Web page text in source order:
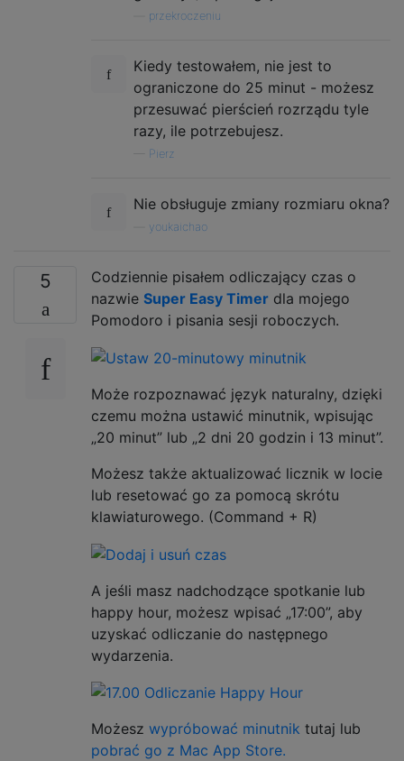
przekroczeniu
Kiedy testowałem, nie jest to
ograniczone do 25 minut - możesz
przesuwać pierścień rozrządu tyle
razy, ile potrzebujesz.
Pierz
Nie obsługuje zmiany rozmiaru okna?
youkaichao
5
Codziennie pisałem odliczający czas o
nazwie Super Easy Timer dla mojego
Pomodoro i pisania sesji roboczych.
Może rozpoznawać język naturalny, dzięki
czemu można ustawić minutnik, wpisując
„20 minut” lub „2 dni 20 godzin i 13 minut”.
Możesz także aktualizować licznik w locie
lub resetować go za pomocą skrótu
klawiaturowego. (Command + R)
A jeśli masz nadchodzące spotkanie lub
happy hour, możesz wpisać „17:00”, aby
uzyskać odliczanie do następnego
wydarzenia.
Możesz wypróbować minutnik tutaj lub
pobrać go z Mac App Store.